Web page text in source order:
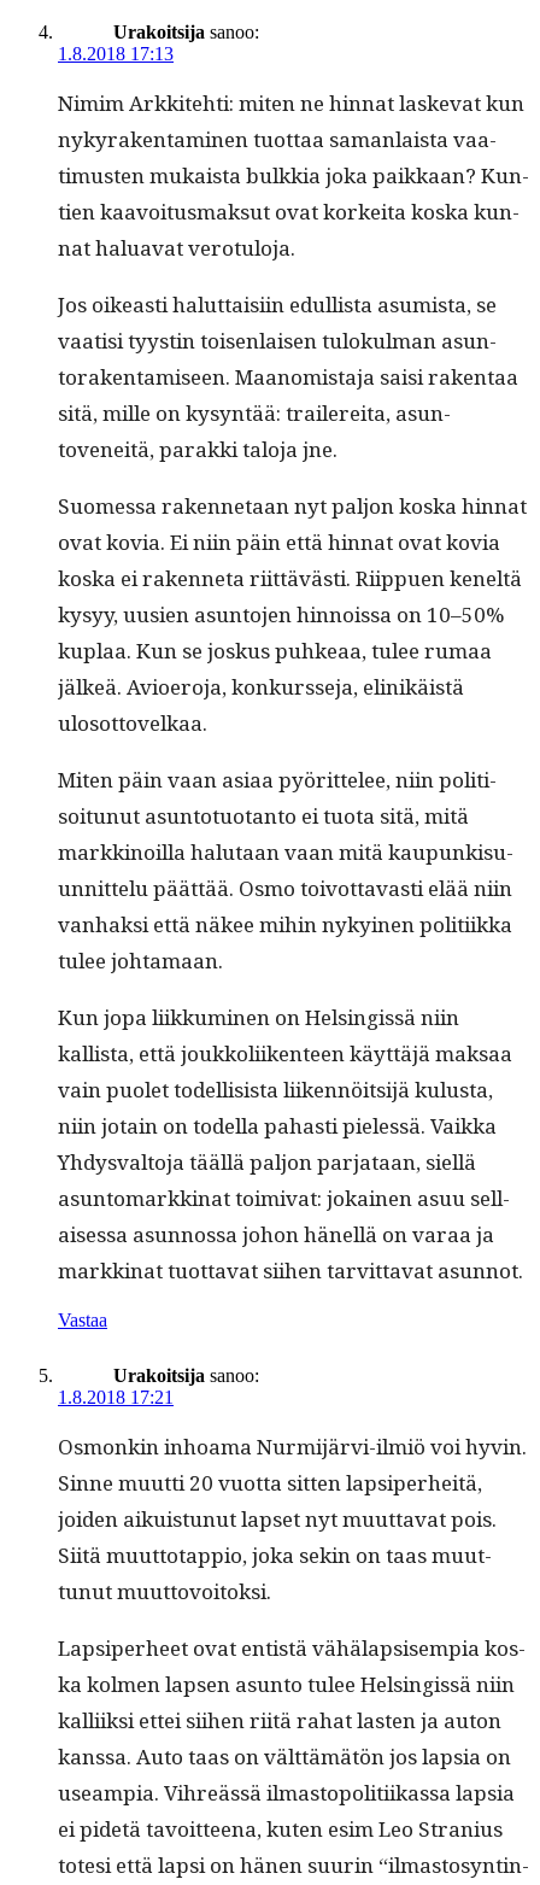
Urakoitsija sanoo:
1.8.2018 17:13
Nim­im Arkkite­hti: miten ne hin­nat laske­vat kun
nykyrak­en­t­a­mi­nen tuot­taa saman­laista vaa­
timusten mukaista bulkkia joka paikkaan? Kun­
tien kaavoitus­mak­sut ovat korkei­ta kos­ka kun­
nat halu­a­vat verotuloja.
Jos oikeasti halut­taisi­in edullista asum­ista, se
vaatisi tyystin toisen­laisen tulokul­man asun­
torak­en­tamiseen. Maan­omis­ta­ja saisi rak­en­taa
sitä, mille on kysyn­tää: trail­ere­i­ta, asun­
toveneitä, parak­ki talo­ja jne.
Suomes­sa raken­netaan nyt paljon kos­ka hin­nat
ovat kovia. Ei niin päin että hin­nat ovat kovia
kos­ka ei raken­neta riit­tävästi. Riip­puen keneltä
kysyy, uusien asun­to­jen hin­nois­sa on 10–50%
kuplaa. Kun se joskus puhkeaa, tulee rumaa
jälkeä. Avio­ero­ja, konkursse­ja, elinikäistä
ulosottovelkaa.
Miten päin vaan asi­aa pyörit­telee, niin poli­ti­
soitunut asun­to­tuotan­to ei tuo­ta sitä, mitä
markki­noil­la halu­taan vaan mitä kaupunkisu­
un­nit­telu päät­tää. Osmo toiv­ot­tavasti elää niin
van­hak­si että näkee mihin nykyi­nen poli­ti­ik­ka
tulee johtamaan.
Kun jopa liikku­mi­nen on Helsingis­sä niin
kallista, että joukkoli­iken­teen käyt­täjä mak­saa
vain puo­let todel­li­sista liiken­nöit­si­jä kulus­ta,
niin jotain on todel­la pahasti pielessä. Vaik­ka
Yhdys­val­to­ja tääl­lä paljon par­jataan, siel­lä
asun­tomarkki­nat toimi­vat: jokainen asuu sel­l­
aises­sa asun­nos­sa johon hänel­lä on varaa ja
markki­nat tuot­ta­vat siihen tarvit­ta­vat asunnot.
Vastaa
Urakoitsija sanoo:
1.8.2018 17:21
Osmonkin inhoa­ma Nur­mi­järvi-ilmiö voi hyvin.
Sinne muut­ti 20 vuot­ta sit­ten lap­siper­heitä,
joiden aikuis­tunut lapset nyt muut­ta­vat pois.
Siitä muut­to­tap­pio, joka sekin on taas muut­
tunut muuttovoitoksi.
Lap­siper­heet ovat entistä vähälap­sisem­pia kos­
ka kol­men lapsen asun­to tulee Helsingis­sä niin
kalli­ik­si ettei siihen riitä rahat las­ten ja auton
kanssa. Auto taas on vält­tämätön jos lap­sia on
use­ampia. Vihreässä ilmastopoli­ti­ikas­sa lap­sia
ei pide­tä tavoit­teena, kuten esim Leo Stra­nius
tote­si että lap­si on hänen suurin “ilmas­tosyntin­